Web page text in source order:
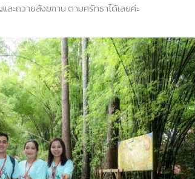
ะถวายสังฆฑาน ตามศรัทธาได้เลยค่ะ